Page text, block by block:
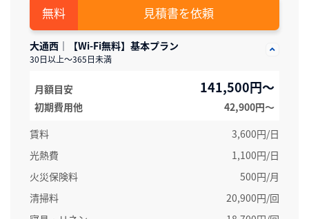
見積書を依頼
大通西｜【Wi-Fi無料】基本プラン
30日以上～365日未満
月額目安 141,500円～
初期費用他
42,900円〜
賃料
3,600円/日
光熱費
1,100円/日
火災保険料
500円/月
清掃料
20,900円/回